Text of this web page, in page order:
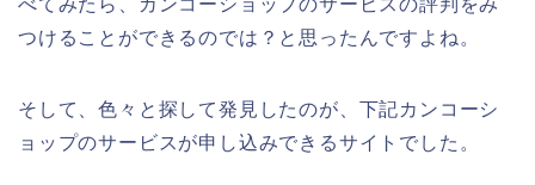
べてみたら、カンコーショップのサービスの評判をみ
つけることができるのでは？と思ったんですよね。
そして、色々と探して発見したのが、下記カンコーシ
ョップのサービスが申し込みできるサイトでした。